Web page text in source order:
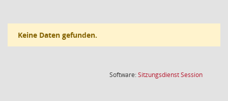
Keine Daten gefunden.
Software:SitzungsdienstSession(Wird in